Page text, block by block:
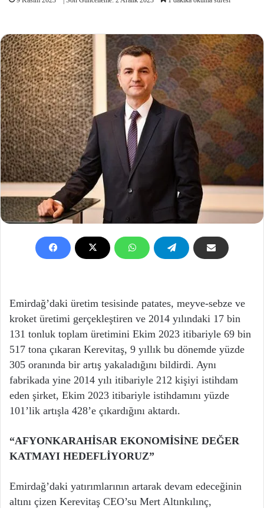
Emirdağ’daki üretim tesisinde patates, meyve-sebze ve
kroket üretimi gerçekleştiren ve 2014 yılındaki 17 bin
131 tonluk toplam üretimini Ekim 2023 itibariyle 69 bin
517 tona çıkaran Kerevitaş, 9 yıllık bu dönemde yüzde
305 oranında bir artış yakaladığını bildirdi. Aynı
fabrikada yine 2014 yılı itibariyle 212 kişiyi istihdam
eden şirket, Ekim 2023 itibariyle istihdamını yüzde
101’lik artışla 428’e çıkardığını aktardı.
“AFYONKARAHİSAR EKONOMİSİNE DEĞER
KATMAYI HEDEFLİYORUZ”
Emirdağ’daki yatırımlarının artarak devam edeceğinin
altını çizen Kerevitaş CEO’su Mert Altınkılınç,